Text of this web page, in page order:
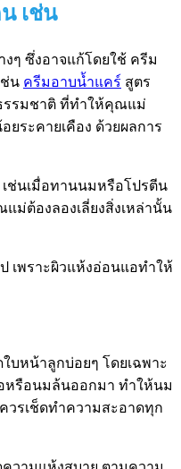
เช่น
ๆ ซึ่งอาจแก้โดยใช้ ครีม
น ครีมอาบน้ำแคร์ สูตร
รรมชาติ ที่ทำให้คุณแม่
ยระคายเคือง ด้วยผลการ
เช่นเมื่อทานนมหรือโปรตีน
ม่ต้องลองเลี่ยงสิ่งเหล่านั้น
เพราะผิวแห้งอ่อนแอทำให้
บหน้าลูกบ่อยๆ โดยเฉพาะ
หรือนมล้นออกมา ทำให้นม
วรเช็ดทำความสะอาดทุก